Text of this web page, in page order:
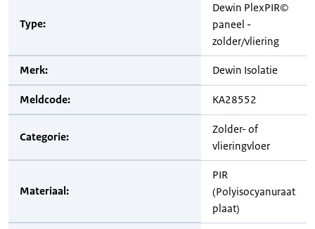
Type:
Dewin PlexPIR©
paneel -
zolder/vliering
Merk: Dewin Isolatie
Meldcode: KA28552
Categorie:
Zolder- of
vlieringvloer
Materiaal:
PIR
(Polyisocyanuraat
plaat)